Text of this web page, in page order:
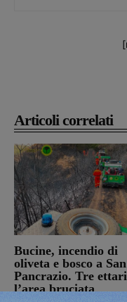
Articoli correlati
Bucine, incendio di
oliveta e bosco a San
Pancrazio. Tre ettari
l’area bruciata